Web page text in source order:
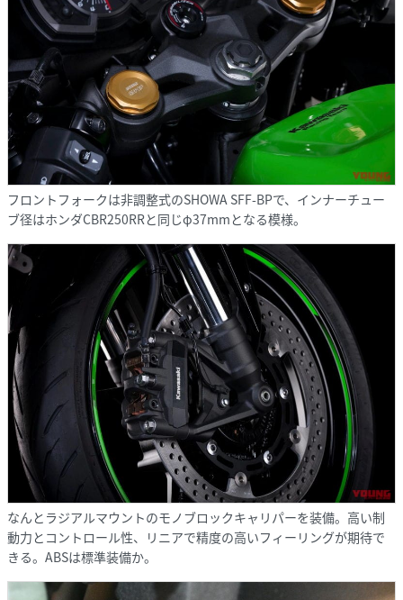
フロントフォークは非調整式のSHOWA SFF-BPで、インナーチュー
ブ径はホンダCBR250RRと同じφ37mmとなる模様。
なんとラジアルマウントのモノブロックキャリパーを装備。高い制
動力とコントロール性、リニアで精度の高いフィーリングが期待で
きる。ABSは標準装備か。